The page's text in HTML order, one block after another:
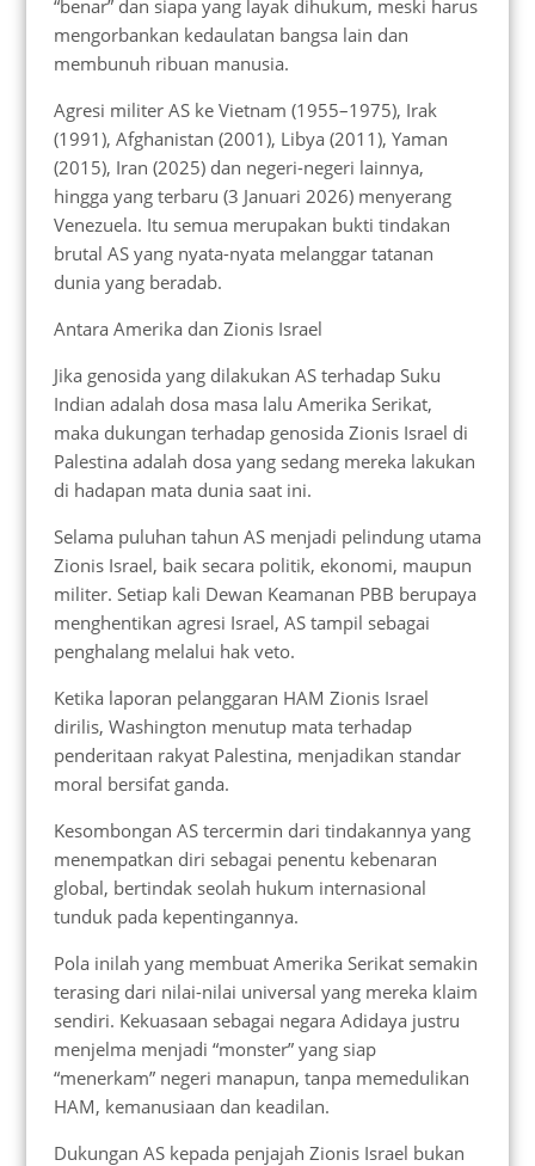
“benar” dan siapa yang layak dihukum, meski harus
mengorbankan kedaulatan bangsa lain dan
membunuh ribuan manusia.
Agresi militer AS ke Vietnam (1955–1975), Irak
(1991), Afghanistan (2001), Libya (2011), Yaman
(2015), Iran (2025) dan negeri-negeri lainnya,
hingga yang terbaru (3 Januari 2026) menyerang
Venezuela. Itu semua merupakan bukti tindakan
brutal AS yang nyata-nyata melanggar tatanan
dunia yang beradab.
Antara Amerika dan Zionis Israel
Jika genosida yang dilakukan AS terhadap Suku
Indian adalah dosa masa lalu Amerika Serikat,
maka dukungan terhadap genosida Zionis Israel di
Palestina adalah dosa yang sedang mereka lakukan
di hadapan mata dunia saat ini.
Selama puluhan tahun AS menjadi pelindung utama
Zionis Israel, baik secara politik, ekonomi, maupun
militer. Setiap kali Dewan Keamanan PBB berupaya
menghentikan agresi Israel, AS tampil sebagai
penghalang melalui hak veto.
Ketika laporan pelanggaran HAM Zionis Israel
dirilis, Washington menutup mata terhadap
penderitaan rakyat Palestina, menjadikan standar
moral bersifat ganda.
Kesombongan AS tercermin dari tindakannya yang
menempatkan diri sebagai penentu kebenaran
global, bertindak seolah hukum internasional
tunduk pada kepentingannya.
Pola inilah yang membuat Amerika Serikat semakin
terasing dari nilai-nilai universal yang mereka klaim
sendiri. Kekuasaan sebagai negara Adidaya justru
menjelma menjadi “monster” yang siap
“menerkam” negeri manapun, tanpa memedulikan
HAM, kemanusiaan dan keadilan.
Dukungan AS kepada penjajah Zionis Israel bukan